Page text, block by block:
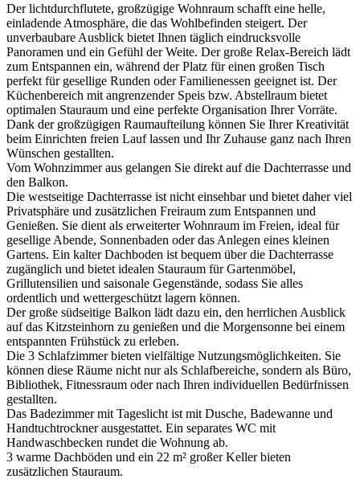
Der lichtdurchflutete, großzügige Wohnraum schafft eine helle,
einladende Atmosphäre, die das Wohlbefinden steigert. Der
unverbaubare Ausblick bietet Ihnen täglich eindrucksvolle
Panoramen und ein Gefühl der Weite. Der große Relax-Bereich lädt
zum Entspannen ein, während der Platz für einen großen Tisch
perfekt für gesellige Runden oder Familienessen geeignet ist. Der
Küchenbereich mit angrenzender Speis bzw. Abstellraum bietet
optimalen Stauraum und eine perfekte Organisation Ihrer Vorräte.
Dank der großzügigen Raumaufteilung können Sie Ihrer Kreativität
beim Einrichten freien Lauf lassen und Ihr Zuhause ganz nach Ihren
Wünschen gestallten.
Vom Wohnzimmer aus gelangen Sie direkt auf die Dachterrasse und
den Balkon.
Die westseitige Dachterrasse ist nicht einsehbar und bietet daher viel
Privatsphäre und zusätzlichen Freiraum zum Entspannen und
Genießen. Sie dient als erweiterter Wohnraum im Freien, ideal für
gesellige Abende, Sonnenbaden oder das Anlegen eines kleinen
Gartens. Ein kalter Dachboden ist bequem über die Dachterrasse
zugänglich und bietet idealen Stauraum für Gartenmöbel,
Grillutensilien und saisonale Gegenstände, sodass Sie alles
ordentlich und wettergeschützt lagern können.
Der große südseitige Balkon lädt dazu ein, den herrlichen Ausblick
auf das Kitzsteinhorn zu genießen und die Morgensonne bei einem
entspannten Frühstück zu erleben.
Die 3 Schlafzimmer bieten vielfältige Nutzungsmöglichkeiten. Sie
können diese Räume nicht nur als Schlafbereiche, sondern als Büro,
Bibliothek, Fitnessraum oder nach Ihren individuellen Bedürfnissen
gestallten.
Das Badezimmer mit Tageslicht ist mit Dusche, Badewanne und
Handtuchtrockner ausgestattet. Ein separates WC mit
Handwaschbecken rundet die Wohnung ab.
3 warme Dachböden und ein 22 m² großer Keller bieten
zusätzlichen Stauraum.